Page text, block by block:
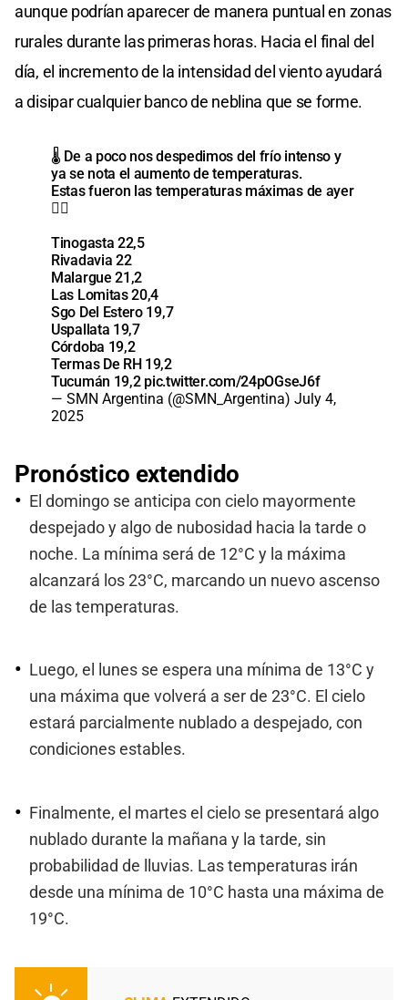
aunque podrían aparecer de manera puntual en zonas
rurales durante las primeras horas. Hacia el final del
día, el incremento de la intensidad del viento ayudará
a disipar cualquier banco de neblina que se forme.
🌡 De a poco nos despedimos del frío intenso y
ya se nota el aumento de temperaturas.
Estas fueron las temperaturas máximas de ayer
👇🏽
Tinogasta 22,5
Rivadavia 22
Malargue 21,2
Las Lomitas 20,4
Sgo Del Estero 19,7
Uspallata 19,7
Córdoba 19,2
Termas De RH 19,2
Tucumán 19,2 pic.twitter.com/24pOGseJ6f
— SMN Argentina (@SMN_Argentina) July 4,
2025
Pronóstico extendido
El domingo se anticipa con cielo mayormente
despejado y algo de nubosidad hacia la tarde o
noche. La mínima será de 12°C y la máxima
alcanzará los 23°C, marcando un nuevo ascenso
de las temperaturas.
Luego, el lunes se espera una mínima de 13°C y
una máxima que volverá a ser de 23°C. El cielo
estará parcialmente nublado a despejado, con
condiciones estables.
Finalmente, el martes el cielo se presentará algo
nublado durante la mañana y la tarde, sin
probabilidad de lluvias. Las temperaturas irán
desde una mínima de 10°C hasta una máxima de
19°C.